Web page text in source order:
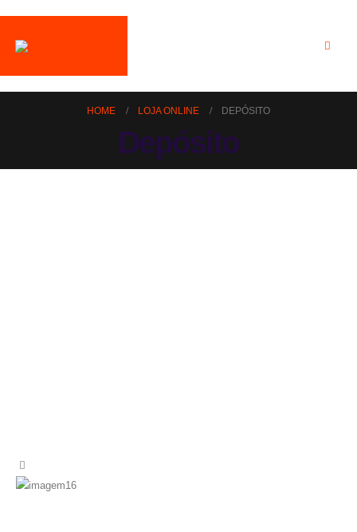
HOME LOJA ONLINE DEPÓSITO
Depósito